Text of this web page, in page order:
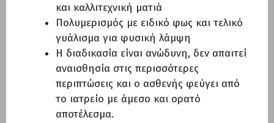
και καλλιτεχνική ματιά
Πολυμερισμός με ειδικό φως και τελικό
γυάλισμα για φυσική λάμψη
Η διαδικασία είναι ανώδυνη, δεν απαιτεί
αναισθησία στις περισσότερες
περιπτώσεις και ο ασθενής φεύγει από
το ιατρείο με άμεσο και ορατό
αποτέλεσμα.